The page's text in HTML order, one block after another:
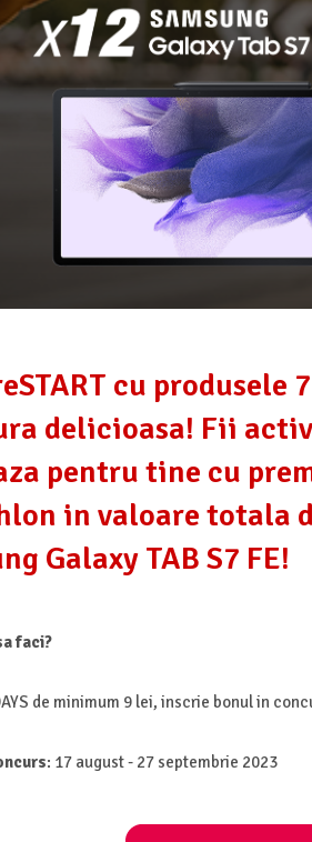
cu
delicioasa! Fii
pentru tine cu
in valoare totala
Galaxy TAB S7 FE!
faci?
de minimum 9 lei, inscrie bonul in
: 17 august - 27 septembrie 2023